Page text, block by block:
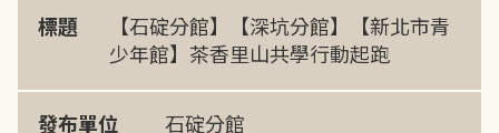
標題
【石碇分館】【深坑分館】【新北市青
少年館】茶香里山共學行動起跑
發布單位 石碇分館